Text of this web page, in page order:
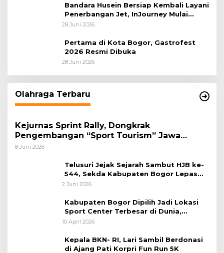
Bandara Husein Bersiap Kembali Layani
Penerbangan Jet, InJourney Mulai
Tahap Optimalisasi
28 Juni 2026
Pertama di Kota Bogor, Gastrofest
2026 Resmi Dibuka
28 Juni 2026
Olahraga Terbaru
Kejurnas Sprint Rally, Dongkrak
Pengembangan “Sport Tourism” Jawa
Tengah
8 Juni 2026
Telusuri Jejak Sejarah Sambut HJB ke-
544, Sekda Kabupaten Bogor Lepas
Gowes Napak Tilas Bogor
2 Juni 2026
Kabupaten Bogor Dipilih Jadi Lokasi
Sport Center Terbesar di Dunia,
Peluang Tingkatkan Pertumbuhan
10 April 2026
Kepala BKN- RI, Lari Sambil Berdonasi
di Ajang Pati Korpri Fun Run 5K